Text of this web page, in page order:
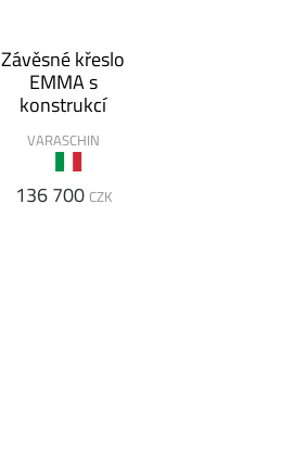
Závěsné křeslo
EMMA s
konstrukcí
VARASCHIN
136 700 CZK